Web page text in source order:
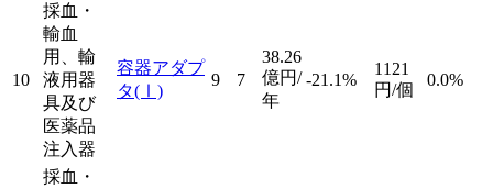
10
採血・
輸血
用、輸
液用器
具及び
医薬品
注入器
容器アダプ
タ(Ⅰ)
9 7
38.26
億円/
年
-21.1%
1121
円/個
0.0%
採血・